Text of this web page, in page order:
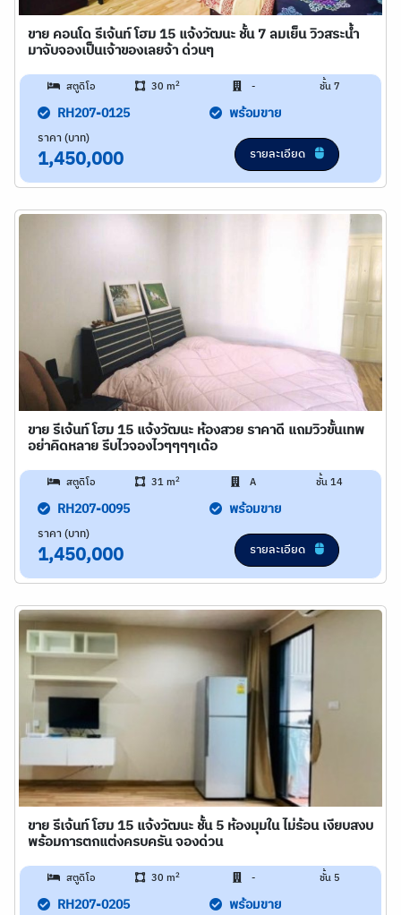
ขาย คอนโด รีเจ้นท์ โฮม 15 แจ้งวัฒนะ ชั้น 7 ลมเย็น วิวสระน้ำ
มาจับจองเป็นเจ้าของเลยจ้า ด่วนๆ
สตูดิโอ 30 m2 - ชั้น 7
RH207-0125 พร้อมขาย
ราคา (บาท)
1,450,000 รายละเอียด
ขาย รีเจ้นท์ โฮม 15 แจ้งวัฒนะ ห้องสวย ราคาดี แถมวิวขั้นเทพ
อย่าคิดหลาย รีบไวจองไวๆๆๆๆเด้อ
สตูดิโอ 31 m2 A ชั้น 14
RH207-0095 พร้อมขาย
ราคา (บาท)
1,450,000 รายละเอียด
ขาย รีเจ้นท์ โฮม 15 แจ้งวัฒนะ ชั้น 5 ห้องมุมใน ไม่ร้อน เงียบสงบ
พร้อมการตกแต่งครบครัน จองด่วน
สตูดิโอ 30 m2 - ชั้น 5
RH207-0205 พร้อมขาย